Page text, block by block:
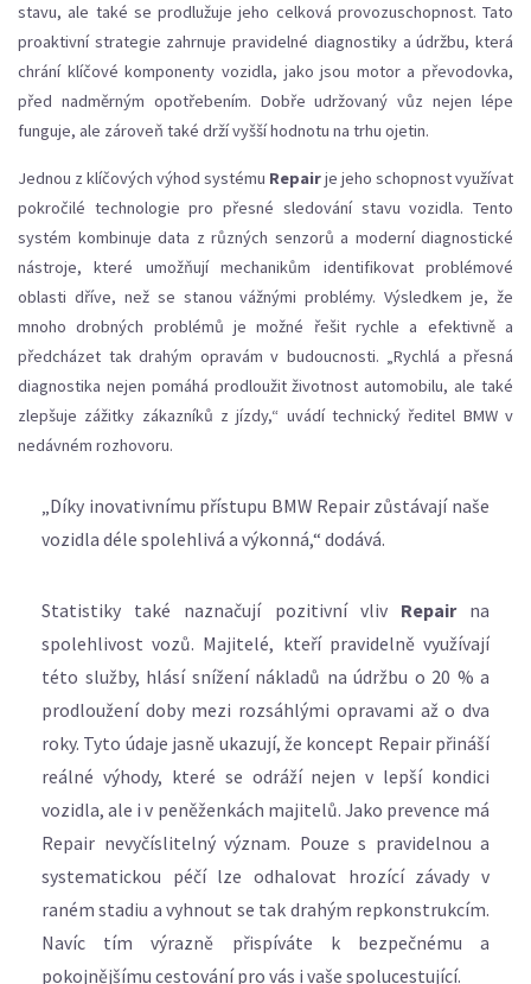
stavu, ale také se prodlužuje jeho celková provozuschopnost. Tato
proaktivní strategie zahrnuje pravidelné diagnostiky a údržbu, která
chrání klíčové komponenty vozidla, jako jsou motor a převodovka,
před nadměrným opotřebením. Dobře udržovaný vůz nejen lépe
funguje, ale zároveň také drží vyšší hodnotu na trhu ojetin.
Jednou z klíčových výhod systému Repairje jeho schopnost využívat
pokročilé technologie pro přesné sledování stavu vozidla. Tento
systém kombinuje data z různých senzorů a moderní diagnostické
nástroje, které umožňují mechanikům identifikovat problémové
oblasti dříve, než se stanou vážnými problémy. Výsledkem je, že
mnoho drobných problémů je možné řešit rychle a efektivně a
předcházet tak drahým opravám v budoucnosti. „Rychlá a přesná
diagnostika nejen pomáhá prodloužit životnost automobilu, ale také
zlepšuje zážitky zákazníků z jízdy,“ uvádí technický ředitel BMW v
nedávném rozhovoru.
„Díky inovativnímu přístupu BMW Repair zůstávají naše
vozidla déle spolehlivá a výkonná,“ dodává.
Statistiky také naznačují pozitivní vliv Repairna
spolehlivost vozů. Majitelé, kteří pravidelně využívají
této služby, hlásí snížení nákladů na údržbu o 20 % a
prodloužení doby mezi rozsáhlými opravami až o dva
roky. Tyto údaje jasně ukazují, že koncept Repair přináší
reálné výhody, které se odráží nejen v lepší kondici
vozidla, ale i v peněženkách majitelů. Jako prevence má
Repair nevyčíslitelný význam. Pouze s pravidelnou a
systematickou péčí lze odhalovat hrozící závady v
raném stadiu a vyhnout se tak drahým repkonstrukcím.
Navíc tím výrazně přispíváte k bezpečnému a
pokojnějšímu cestování pro vás i vaše spolucestující.